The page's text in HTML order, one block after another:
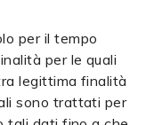
per il tempo
per le quali
legittima finalità
sono trattati per